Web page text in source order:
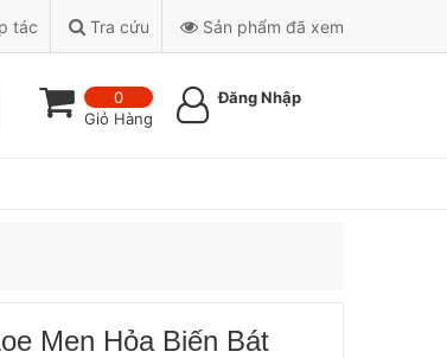
tác Tra cứu Sản phẩm đã xem
0
Giỏ Hàng
Đăng Nhập
Men Hỏa Biến Bát